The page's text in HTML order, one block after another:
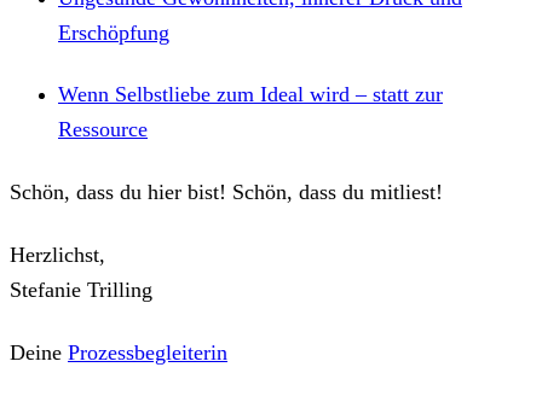
Erschöpfung
Wenn Selbstliebe zum Ideal wird – statt zur
Ressource
Schön, dass du hier bist! Schön, dass du mitliest!
Herzlichst,
Stefanie Trilling
Deine Prozessbegleiterin